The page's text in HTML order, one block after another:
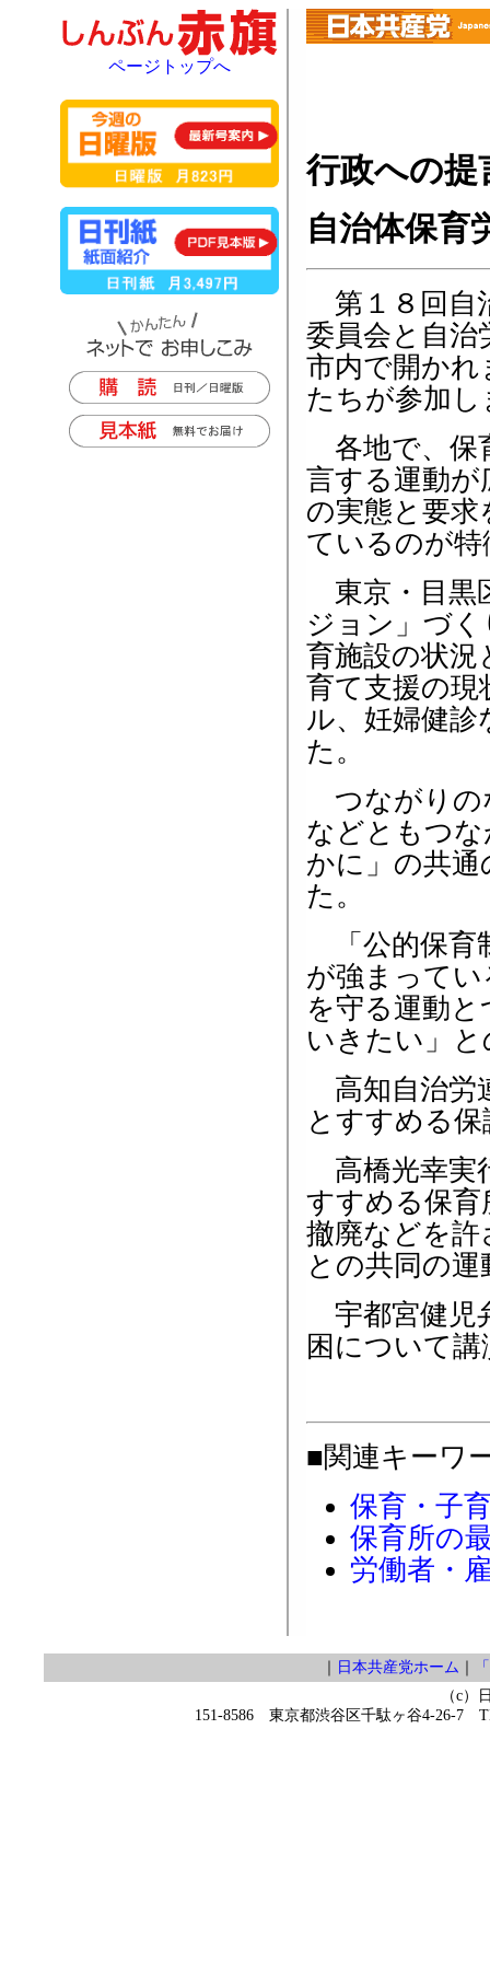
行政への提
自治体保育
第１８回自
委員会と自治
市内で開かれ
たちが参加
各地で、保
言する運動
の実態と要求
ているのが
東京・目黒
ジョン」づ
育施設の状況
育て支援の現
ル、妊婦健
た。
つながりの
などともつ
かに」の共
た。
「公的保育
が強まってい
を守る運動
いきたい」
高知自治労
とすすめる
高橋光幸実
すすめる保育
撤廃などを許
との共同の
宇都宮健児
困について
■関連キーワ
保育・子
保育所の
労働者・
ページトップへ
｜ 日本共産党ホーム ｜
（c）
151-8586 東京都渋谷区千駄ヶ谷4-26-7